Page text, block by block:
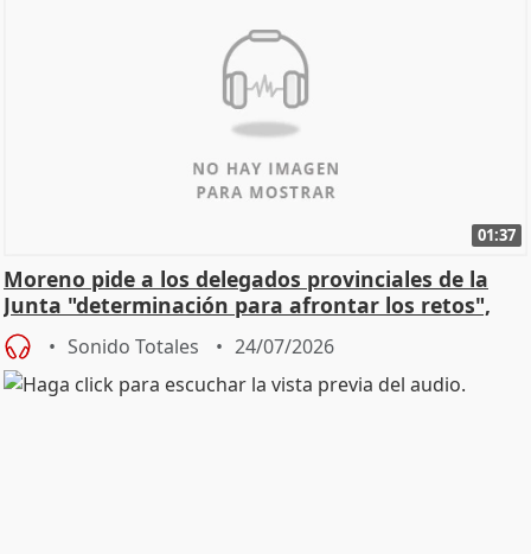
01:37
Moreno pide a los delegados provinciales de la
Junta "determinación para afrontar los retos",
diálog
Sonido Totales 24/07/2026